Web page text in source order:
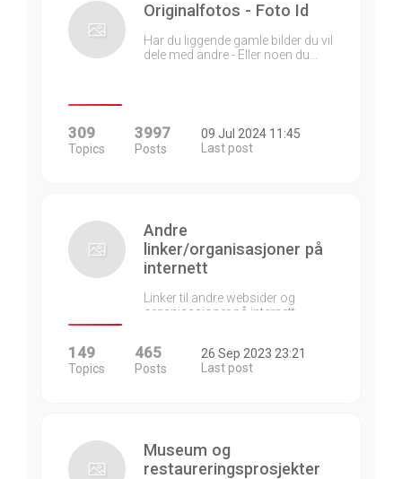
Originalfotos - Foto Id
Har du liggende gamle bilder du vil
dele med andre - Eller noen du…
309
Topics
3997
Posts
09 Jul 2024 11:45
Last post
Andre
linker/organisasjoner på
internett
Linker til andre websider og
organisasjoner på internett…
149
Topics
465
Posts
26 Sep 2023 23:21
Last post
Museum og
restaureringsprosjekter